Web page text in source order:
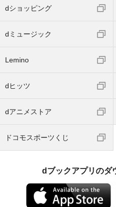
dショッピング
dミュージック
Lemino
dヒッツ
dアニメストア
ドコモスポーツくじ
dブックアプリのダ